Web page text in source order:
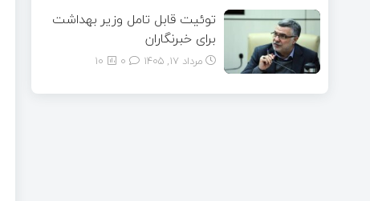
توئیت قابل تامل وزیر بهداشت
برای خبرنگاران
مرداد ۱۷, ۱۴۰۵ 10